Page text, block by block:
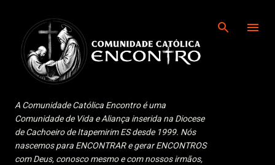
A Comunidade Católica Encontro é uma
Comunidade de Vida e Aliança inserida na Diocese
de Cachoeiro de Itapemirim ES desde 1999. Nós
nascemos para ENCONTRAR e gerar ENCONTROS
com Deus, conosco mesmo e com nossos irmãos,